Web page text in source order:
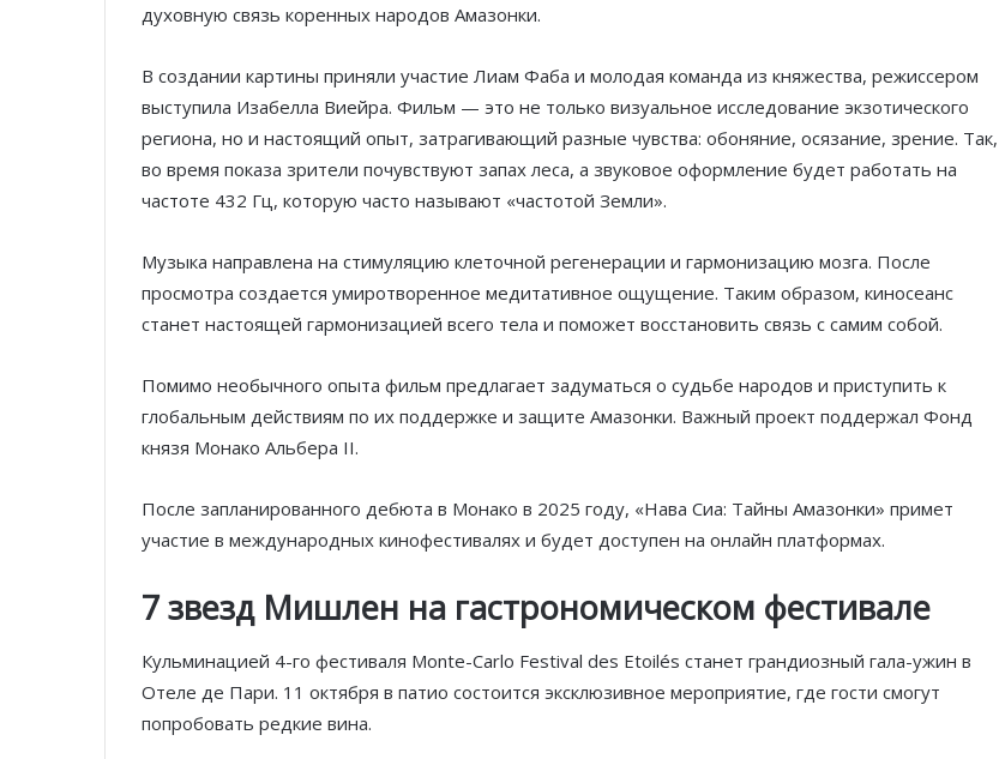
духовную связь коренных народов Амазонки.
В создании картины приняли участие Лиам Фаба и молодая команда из княжества, режиссером
выступила Изабелла Виейра. Фильм — это не только визуальное исследование экзотического
региона, но и настоящий опыт, затрагивающий разные чувства: обоняние, осязание, зрение. Так,
во время показа зрители почувствуют запах леса, а звуковое оформление будет работать на
частоте 432 Гц, которую часто называют «частотой Земли».
Музыка направлена ​​на стимуляцию клеточной регенерации и гармонизацию мозга. После
просмотра создается умиротворенное медитативное ощущение. Таким образом, киносеанс
станет настоящей гармонизацией всего тела и поможет восстановить связь с самим собой.
Помимо необычного опыта фильм предлагает задуматься о судьбе народов и приступить к
глобальным действиям по их поддержке и защите Амазонки. Важный проект поддержал Фонд
князя Монако Альбера II.
После запланированного дебюта в Монако в 2025 году, «Нава Сиа: Тайны Амазонки» примет
участие в международных кинофестивалях и будет доступен на онлайн платформах.
7 звезд Мишлен на гастрономическом фестивале
Кульминацией 4-го фестиваля Monte-Carlo Festival des Etoilés станет грандиозный гала-ужин в
Отеле де Пари. 11 октября в патио состоится эксклюзивное мероприятие, где гости смогут
попробовать редкие вина.